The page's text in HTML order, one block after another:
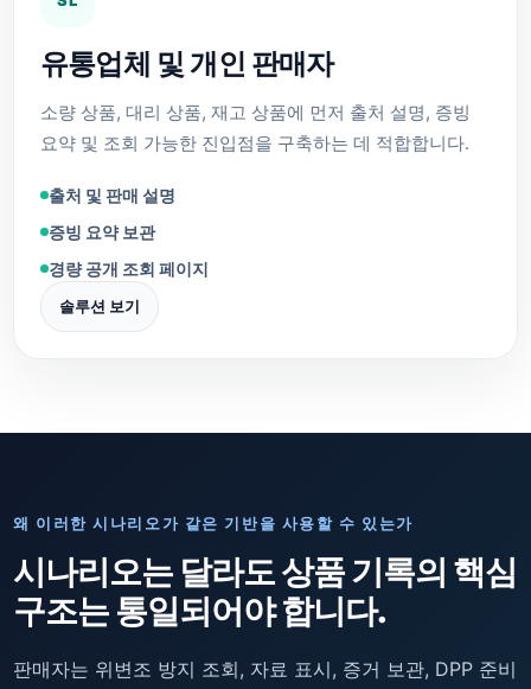
유통업체 및 개인 판매자
소량 상품, 대리 상품, 재고 상품에 먼저 출처 설명, 증빙
요약 및 조회 가능한 진입점을 구축하는 데 적합합니다.
출처 및 판매 설명
증빙 요약 보관
경량 공개 조회 페이지
솔루션 보기
왜 이러한 시나리오가 같은 기반을 사용할 수 있는가
시나리오는 달라도 상품 기록의 핵심
구조는 통일되어야 합니다.
판매자는 위변조 방지 조회, 자료 표시, 증거 보관, DPP 준비